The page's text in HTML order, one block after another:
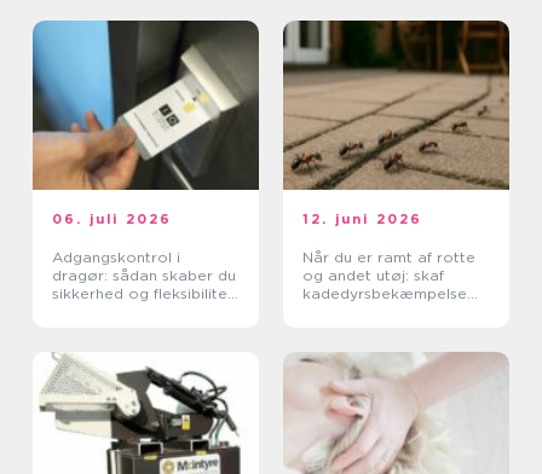
06. juli 2026
Adgangskontrol i
dragør: sådan skaber du
sikkerhed og fleksibilitet
12. juni 2026
Når du er ramt af rotte
og andet utøj: skaf
kadedyrsbekæmpelse